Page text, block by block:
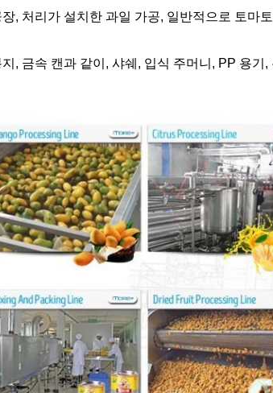
, 처리가 설치한 과일 가공, 일반적으로 토마
, 금속 캔과 같이, 샤쉐, 입식 주머니, PP 용기